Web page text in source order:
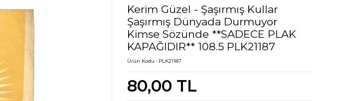
Kerim Güzel - Şaşırmış Kullar
Şaşırmış Dünyada Durmuyor
Kimse Sözünde **SADECE PLAK
KAPAĞIDIR** 108.5 PLK21187
Ürün Kodu : PLK21187
80,00 TL